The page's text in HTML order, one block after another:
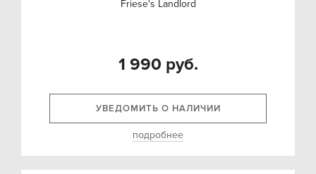
Friese's Landlord
1 990 руб.
УВЕДОМИТЬ О НАЛИЧИИ
подробнее